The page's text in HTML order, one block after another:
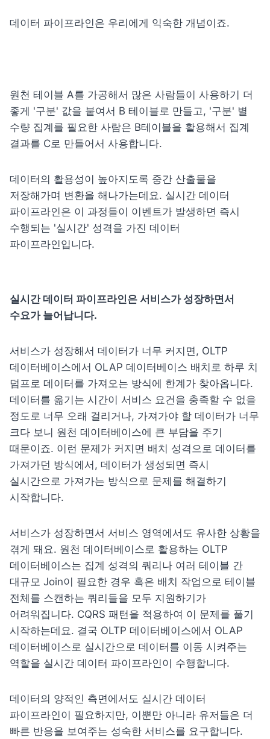
데이터 파이프라인은 우리에게 익숙한 개념이죠.
원천 테이블 A를 가공해서 많은 사람들이 사용하기 더
좋게 '구분' 값을 붙여서 B 테이블로 만들고, '구분' 별
수량 집계를 필요한 사람은 B테이블을 활용해서 집계
결과를 C로 만들어서 사용합니다.
데이터의 활용성이 높아지도록 중간 산출물을
저장해가며 변환을 해나가는데요. 실시간 데이터
파이프라인은 이 과정들이 이벤트가 발생하면 즉시
수행되는 '실시간' 성격을 가진 데이터
파이프라인입니다.
실시간 데이터 파이프라인은 서비스가 성장하면서
수요가 늘어납니다.
서비스가 성장해서 데이터가 너무 커지면, OLTP
데이터베이스에서 OLAP 데이터베이스 배치로 하루 치
덤프로 데이터를 가져오는 방식에 한계가 찾아옵니다.
데이터를 옮기는 시간이 서비스 요건을 충족할 수 없을
정도로 너무 오래 걸리거나, 가져가야 할 데이터가 너무
크다 보니 원천 데이터베이스에 큰 부담을 주기
때문이죠. 이런 문제가 커지면 배치 성격으로 데이터를
가져가던 방식에서, 데이터가 생성되면 즉시
실시간으로 가져가는 방식으로 문제를 해결하기
시작합니다.
서비스가 성장하면서 서비스 영역에서도 유사한 상황을
겪게 돼요. 원천 데이터베이스로 활용하는 OLTP
데이터베이스는 집계 성격의 쿼리나 여러 테이블 간
대규모 Join이 필요한 경우 혹은 배치 작업으로 테이블
전체를 스캔하는 쿼리들을 모두 지원하기가
어려워집니다. CQRS 패턴을 적용하여 이 문제를 풀기
시작하는데요. 결국 OLTP 데이터베이스에서 OLAP
데이터베이스로 실시간으로 데이터를 이동 시켜주는
역할을 실시간 데이터 파이프라인이 수행합니다.
데이터의 양적인 측면에서도 실시간 데이터
파이프라인이 필요하지만, 이뿐만 아니라 유저들은 더
빠른 반응을 보여주는 성숙한 서비스를 요구합니다.